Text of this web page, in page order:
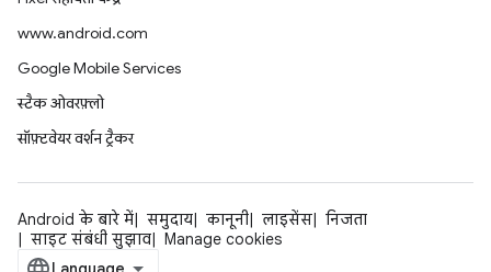
www.android.com
Google Mobile Services
स्टैक ओवरफ़्लो
सॉफ़्टवेयर वर्शन ट्रैकर
Android के बारे में समुदाय कानूनी लाइसेंस
निजता
साइट संबंधी सुझाव
Manage cookies